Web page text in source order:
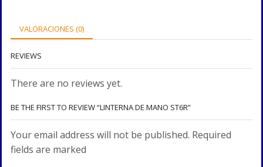
VALORACIONES (0)
REVIEWS
There are no reviews yet.
BE THE FIRST TO REVIEW “LINTERNA DE MANO ST6R”
Your email address will not be published. Required
fields are marked